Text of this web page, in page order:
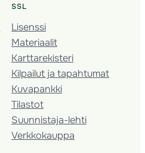
SSL
Lisenssi
Materiaalit
Karttarekisteri
Kilpailut ja tapahtumat
Kuvapankki
Tilastot
Suunnistaja-lehti
Verkkokauppa